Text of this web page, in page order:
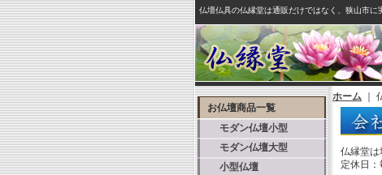
仏壇仏具の仏縁堂は通販だけではなく、狭山市に
お仏壇商品一覧
モダン仏壇小型
モダン仏壇大型
小型仏壇
ホーム ｜
仏縁堂は
定休日：